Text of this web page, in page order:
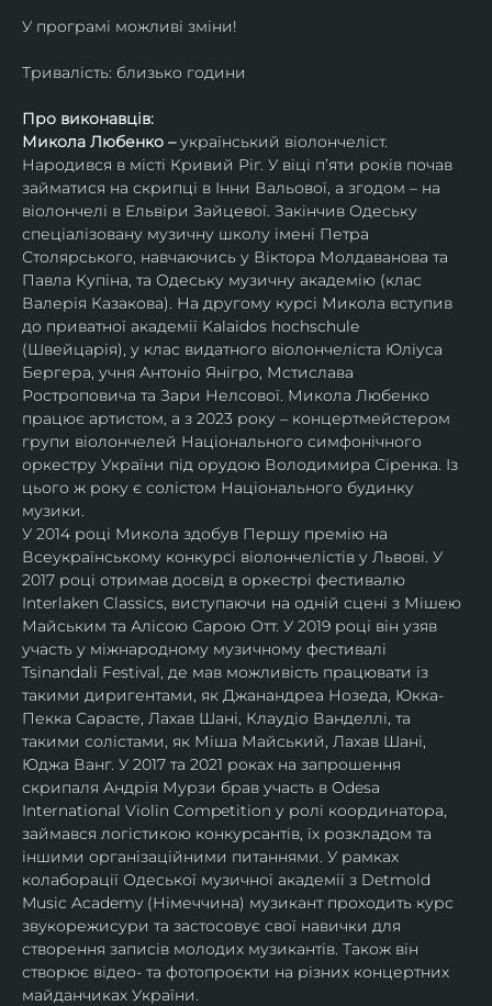
У програмі можливі зміни!
Тривалість: близько години
Про виконавців:
Микола Любенко – український віолончеліст.
Народився в місті Кривий Ріг. У віці п’яти років почав
займатися на скрипці в Інни Вальової, а згодом – на
віолончелі в Ельвіри Зайцевої. Закінчив Одеську
спеціалізовану музичну школу імені Петра
Столярського, навчаючись у Віктора Молдаванова та
Павла Купіна, та Одеську музичну академію (клас
Валерія Казакова). На другому курсі Микола вступив
до приватної академії Kalaidos hochschule
(Швейцарія), у клас видатного віолончеліста Юліуса
Бергера, учня Антоніо Янігро, Мстислава
Ростроповича та Зари Нелсової. Микола Любенко
працює артистом, а з 2023 року – концертмейстером
групи віолончелей Національного симфонічного
оркестру України під орудою Володимира Сіренка. Із
цього ж року є солістом Національного будинку
музики.
У 2014 році Микола здобув Першу премію на
Всеукраїнському конкурсі віолончелістів у Львові. У
2017 році отримав досвід в оркестрі фестивалю
Interlaken Classics, виступаючи на одній сцені з Мішею
Майським та Алісою Сарою Отт. У 2019 році він узяв
участь у міжнародному музичному фестивалі
Tsinandali Festival, де мав можливість працювати із
такими диригентами, як Джанандреа Нозеда, Юкка-
Пекка Сарасте, Лахав Шані, Клаудіо Ванделлі, та
такими солістами, як Міша Майський, Лахав Шані,
Юджа Ванг. У 2017 та 2021 роках на запрошення
скрипаля Андрія Мурзи брав участь в Odesa
International Violin Competition у ролі координатора,
займався логістикою конкурсантів, їх розкладом та
іншими організаційними питаннями. У рамках
колаборації Одеської музичної академії з Detmold
Music Academy (Німеччина) музикант проходить курс
звукорежисури та застосовує свої навички для
створення записів молодих музикантів. Також він
створює відео- та фотопроєкти на різних концертних
майданчиках України.